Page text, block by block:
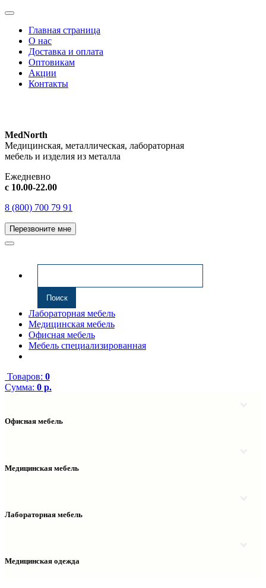
Главная страница
О нас
Доставка и оплата
Оптовикам
Акции
Контакты
MedNorth
Медицинская, металлическая, лабораторная
мебель и изделия из металла
Ежедневно
с 10.00-22.00
8 (800) 700 79 91
Перезвоните мне
Лабораторная мебель
Медицинская мебель
Офисная мебель
Мебель специализированная
Товаров: 0
Сумма: 0 р.
Офисная мебель
Надстройки
Столы рабочие
Шкафы колонки
Медицинская мебель
Шкафы колонки медицинские
Лабораторная мебель
Тумбы мойки лабораторные
Медицинская одежда